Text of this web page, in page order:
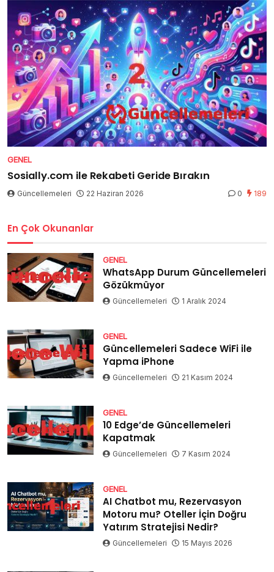
GENEL
Sosially.com ile Rekabeti Geride Bırakın
Güncellemeleri 22 Haziran 2026 0 189
En Çok Okunanlar
GENEL
WhatsApp Durum Güncellemeleri
Gözükmüyor
Güncellemeleri 1 Aralık 2024
GENEL
Güncellemeleri Sadece WiFi ile
Yapma iPhone
Güncellemeleri 21 Kasım 2024
GENEL
10 Edge’de Güncellemeleri
Kapatmak
Güncellemeleri 7 Kasım 2024
GENEL
AI Chatbot mu, Rezervasyon
Motoru mu? Oteller İçin Doğru
Yatırım Stratejisi Nedir?
Güncellemeleri 15 Mayıs 2026